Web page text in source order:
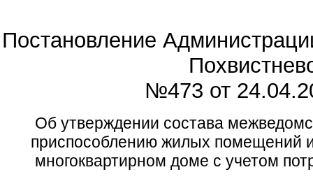
Постановление
№473 от
Об утверждении состава
приспособлению жилых помещений
многоквартирном доме с учетом